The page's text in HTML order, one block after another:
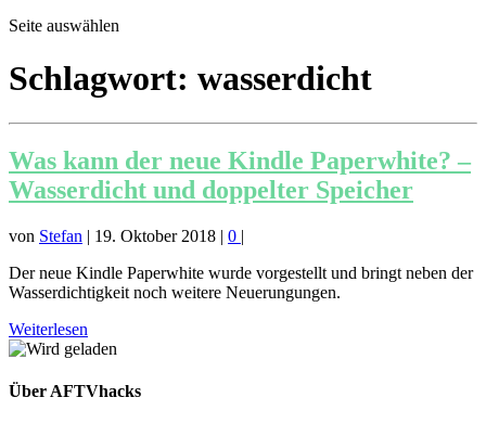
Seite auswählen
Schlagwort: wasserdicht
Was kann der neue Kindle Paperwhite? –
Wasserdicht und doppelter Speicher
von Stefan | 19. Oktober 2018 | 0 |
Der neue Kindle Paperwhite wurde vorgestellt und bringt neben der
Wasserdichtigkeit noch weitere Neuerungungen.
Weiterlesen
Über AFTVhacks